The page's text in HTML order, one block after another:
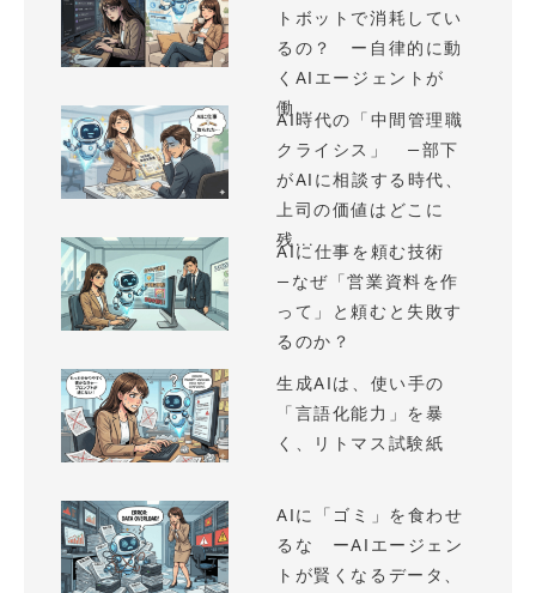
トボットで消耗してい
るの？ ー自律的に動
くAIエージェントが
働...
AI時代の「中間管理職
クライシス」 —部下
がAIに相談する時代、
上司の価値はどこに
残...
AIに仕事を頼む技術
—なぜ「営業資料を作
って」と頼むと失敗す
るのか？
生成AIは、使い手の
「言語化能力」を暴
く、リトマス試験紙
AIに「ゴミ」を食わせ
るな ーAIエージェン
トが賢くなるデータ、